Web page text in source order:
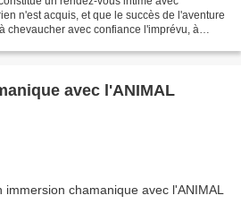
n'est acquis, et que le succès de l'aventure
chevaucher avec confiance l'imprévu, à
avec l'ANIMAL